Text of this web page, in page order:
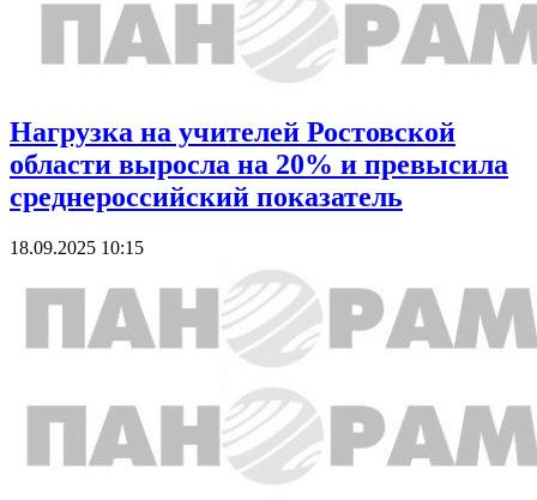
Нагрузка на учителей Ростовской
области выросла на 20% и превысила
среднероссийский показатель
18.09.2025 10:15